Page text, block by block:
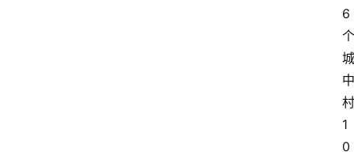
6
个
城
中
村
1
0